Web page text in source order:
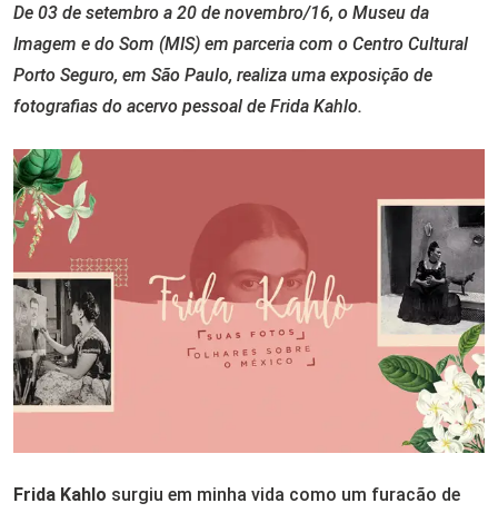
De 03 de setembro a 20 de novembro/16, o Museu da
Imagem e do Som (MIS) em parceria com o Centro Cultural
Porto Seguro, em São Paulo, realiza uma exposição de
fotografias do acervo pessoal de Frida Kahlo.
Frida Kahlo surgiu em minha vida como um furacão de